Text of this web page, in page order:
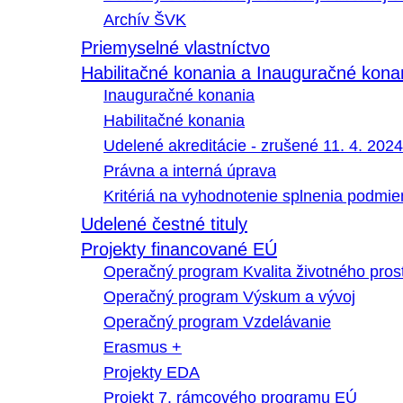
Archív ŠVK
Priemyselné vlastníctvo
Habilitačné konania a Inauguračné
Inauguračné konania
Habilitačné konania
Udelené akreditácie - zrušené 11. 4. 2024
Právna a interná úprava
Kritériá na vyhodnotenie splnenia
Udelené čestné tituly
Projekty financované EÚ
Operačný program Kvalita životného
Operačný program Výskum a vývoj
Operačný program Vzdelávanie
Erasmus +
Projekty EDA
Projekt 7. rámcového programu EÚ